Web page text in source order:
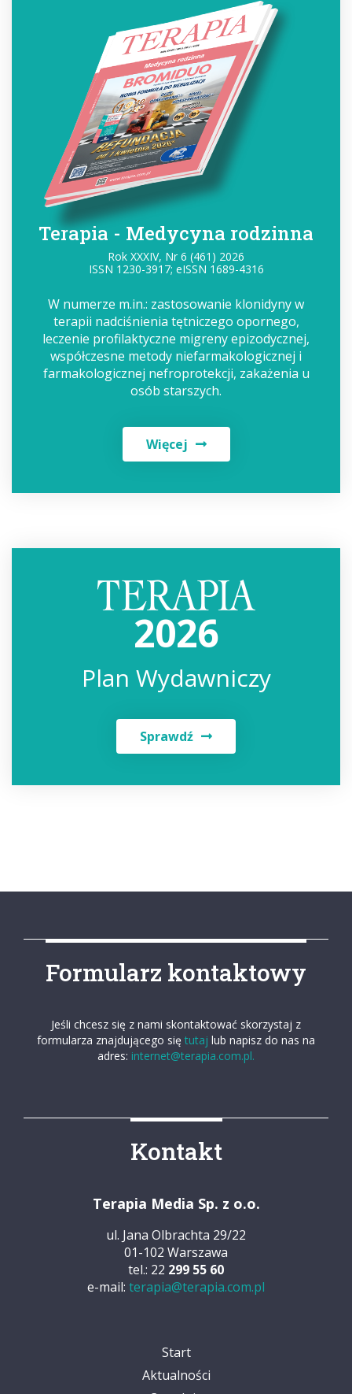
Terapia - Medycyna rodzinna
Rok XXXIV, Nr 6 (461) 2026
ISSN 1230-3917; eISSN 1689-4316
W numerze m.in.: zastosowanie klonidyny w
terapii nadciśnienia tętniczego opornego,
leczenie profilaktyczne migreny epizodycznej,
współczesne metody niefarmakologicznej i
farmakologicznej nefroprotekcji, zakażenia u
osób starszych.
Więcej
2026
Plan Wydawniczy
Sprawdź
Formularz kontaktowy
Jeśli chcesz się z nami skontaktować skorzystaj z
formularza znajdującego się tutaj lub napisz do nas na
adres: internet@terapia.com.pl.
Kontakt
Terapia Media Sp. z o.o.
ul. Jana Olbrachta 29/22
01-102 Warszawa
tel.: 22 299 55 60
e-mail: terapia@terapia.com.pl
Start
Aktualności